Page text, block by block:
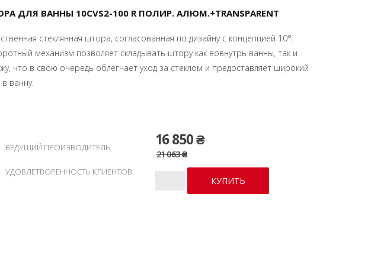
ДЛЯ ВАННЫ 10CVS2-100 R ПОЛИР. АЛЮМ.+TRANSPARENT
стеклянная штора, согласованная по дизайну с концепцией 10°.
механизм позволяет складывать штору как вовнутрь ванны, так и
что в свою очередь облегчает уход за стеклом и предоставляет широкий
в ванну.
16 850 ₴
21 063 ₴
ВЕДУЩИЙ ПРОИЗВОДИТЕЛЬ
УДОВЛЕТВОРЕННОСТЬ КЛИЕНТОВ